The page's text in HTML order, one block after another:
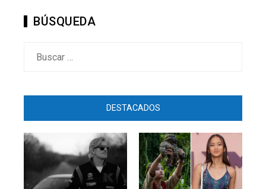
BÚSQUEDA
DESTACADOS